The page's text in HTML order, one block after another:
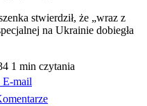
stwierdził, że „wraz z
na Ukrainie dobiegła
1 min czytania
E-mail